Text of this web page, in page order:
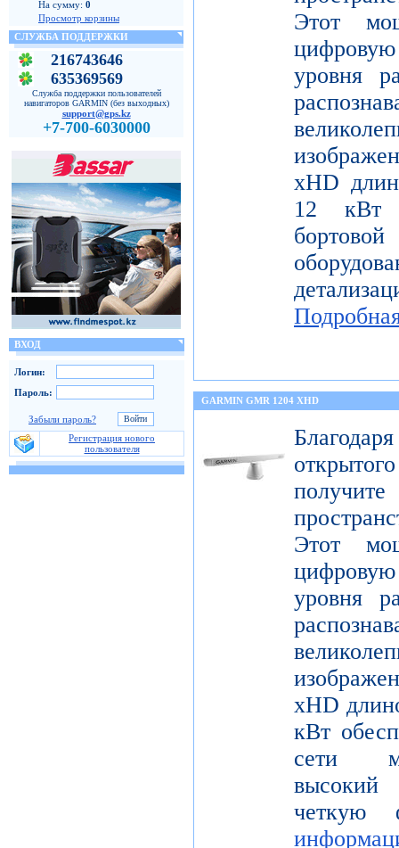
На сумму: 0
Просмотр корзины
СЛУЖБА ПОДДЕРЖКИ
216743646
635369569
Служба поддержки пользователей
навигаторов GARMIN (без выходных)
support@gps.kz
+7-700-6030000
ВХОД
Логин:
Пароль:
Забыли пароль?
Регистрация нового
пользователя
Этот
уровня
xHD
12 кВт
GARMIN GMR 1204 XHD
Этот
уровня
xHD
кВт
сети
высокий
четкую